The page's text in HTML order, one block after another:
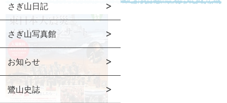
さぎ山日記
さぎ山写真館
お知らせ
鷺山史誌